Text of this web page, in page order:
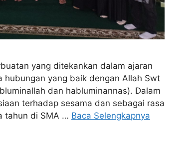
yang ditekankan dalam ajaran
hubungan yang baik dengan Allah Swt
dan habluminannas). Dalam
terhadap sesama dan sebagai rasa
tahun di SMA … Baca Selengkapnya